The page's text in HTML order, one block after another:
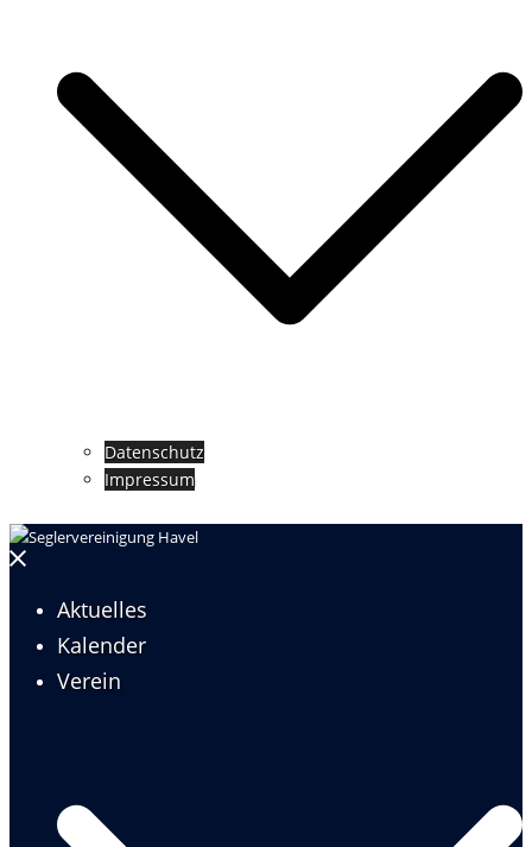
Datenschutz
Impressum
Menü
Aktuelles
Kalender
Verein